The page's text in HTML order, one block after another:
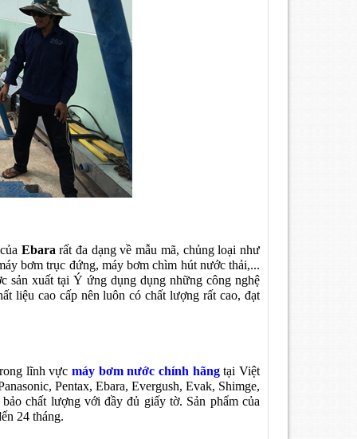
Ebara rất đa dạng về mẫu mã, chủng loại như
bơm trục đứng, máy bơm chìm hút nước thải,...
sản xuất tại Ý ứng dụng dụng những công nghệ
liệu cao cấp nên luôn có chất lượng rất cao, đạt
lĩnh vựcmáy bơm nước chính hãng tại Việt
Pentax, Ebara, Evergush, Evak, Shimge,
chất lượng với đầy đủ giấy tờ. Sản phẩm của
24 tháng.